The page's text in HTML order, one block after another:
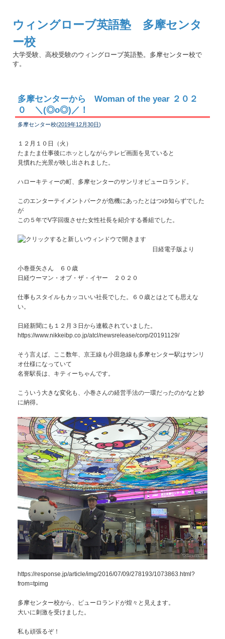
ウィングローブ英語塾 多摩センタ
ー校
大学受験、高校受験のウィングローブ英語塾。多摩センター校で
す。
多摩センターから Woman of the year ２０２
０ ＼(◎o◎)／！
多摩センター校(2019年12月30日)
１２月１０日（火）
たまたま仕事後にホッとしながらテレビ画面を見ていると
見慣れた光景が映し出されました。
ハローキティーの町、多摩センターのサンリオピューロランド。
このエンターテイメントパークが危機にあったとはつゆ知らずでした
が
この５年でV字回復させた女性社長を紹介する番組でした。
日経電子版より
小巻亜矢さん ６０歳
日経ウーマン・オブ・ザ・イヤー ２０２０
仕事もスタイルもカッコいい社長でした。６０歳とはとても思えな
い。
日経新聞にも１２月３日から連載されていました。
https://www.nikkeibp.co.jp/atcl/newsrelease/corp/20191129/
そう言えば、ここ数年、京王線も小田急線も多摩センター駅はサンリ
オ仕様になっていて
名誉駅長は、キティーちゃんです。
こういう大きな変化も、小巻さんの経営手法の一環だったのかなと妙
に納得。
https://response.jp/article/img/2016/07/09/278193/1073863.html?
from=tpimg
多摩センター校から、ピューロランドが煌々と見えます。
大いに刺激を受けました。
私も頑張るぞ！